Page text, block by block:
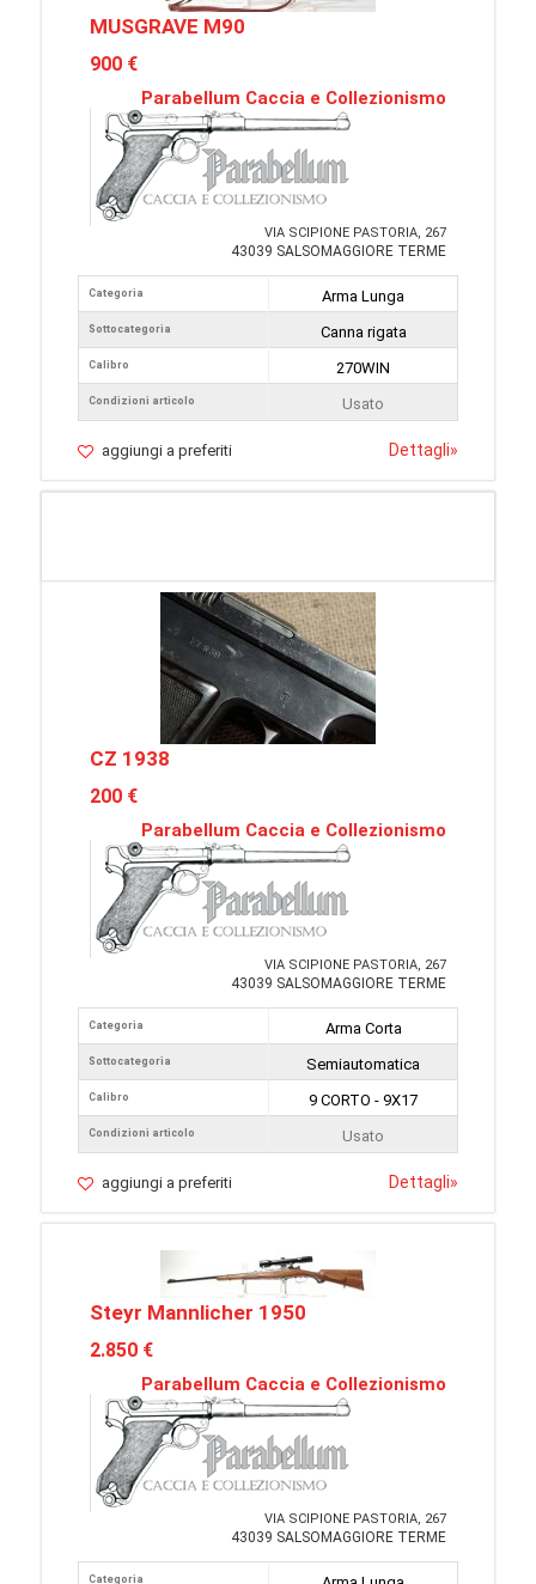
MUSGRAVE M90
900 €
Parabellum Caccia e Collezionismo
VIA SCIPIONE PASTORIA, 267
43039 SALSOMAGGIORE TERME
Categoria
Sottocategoria
Calibro
Condizioni articolo
Arma Lunga
Canna rigata
270WIN
Usato
aggiungi a preferiti Dettagli»
CZ 1938
200 €
Parabellum Caccia e Collezionismo
VIA SCIPIONE PASTORIA, 267
43039 SALSOMAGGIORE TERME
Categoria
Sottocategoria
Calibro
Condizioni articolo
Arma Corta
Semiautomatica
9 CORTO - 9X17
Usato
aggiungi a preferiti Dettagli»
Steyr Mannlicher 1950
2.850 €
Parabellum Caccia e Collezionismo
VIA SCIPIONE PASTORIA, 267
43039 SALSOMAGGIORE TERME
Categoria